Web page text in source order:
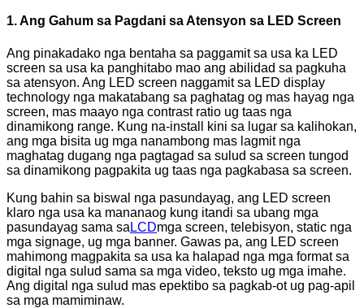
1. Ang Gahum sa Pagdani sa Atensyon sa LED Screen
Ang pinakadako nga bentaha sa paggamit sa usa ka LED
screen sa usa ka panghitabo mao ang abilidad sa pagkuha
sa atensyon. Ang LED screen naggamit sa LED display
technology nga makatabang sa paghatag og mas hayag nga
screen, mas maayo nga contrast ratio ug taas nga
dinamikong range. Kung na-install kini sa lugar sa kalihokan,
ang mga bisita ug mga nanambong mas lagmit nga
maghatag dugang nga pagtagad sa sulud sa screen tungod
sa dinamikong pagpakita ug taas nga pagkabasa sa screen.
Kung bahin sa biswal nga pasundayag, ang LED screen
klaro nga usa ka mananaog kung itandi sa ubang mga
pasundayag sama sa LCDmga screen, telebisyon, static nga
mga signage, ug mga banner. Gawas pa, ang LED screen
mahimong magpakita sa usa ka halapad nga mga format sa
digital nga sulud sama sa mga video, teksto ug mga imahe.
Ang digital nga sulud mas epektibo sa pagkab-ot ug pag-apil
sa mga mamiminaw.